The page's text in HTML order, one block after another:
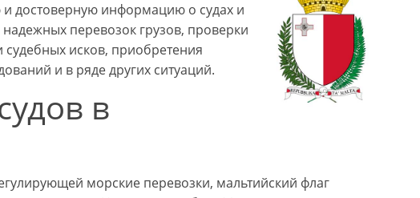
достоверную информацию о судах и
перевозок грузов, проверки
судебных исков, приобретения
и в ряде других ситуаций.
в
морские перевозки, мальтийский флаг